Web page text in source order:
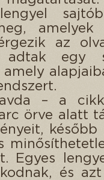
amelyek
az
egy
– a
örve alatt
Egyes
és